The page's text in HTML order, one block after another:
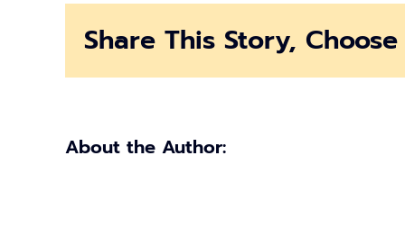
ทะเบียน
ผู้
Share This Story,
About the Author: